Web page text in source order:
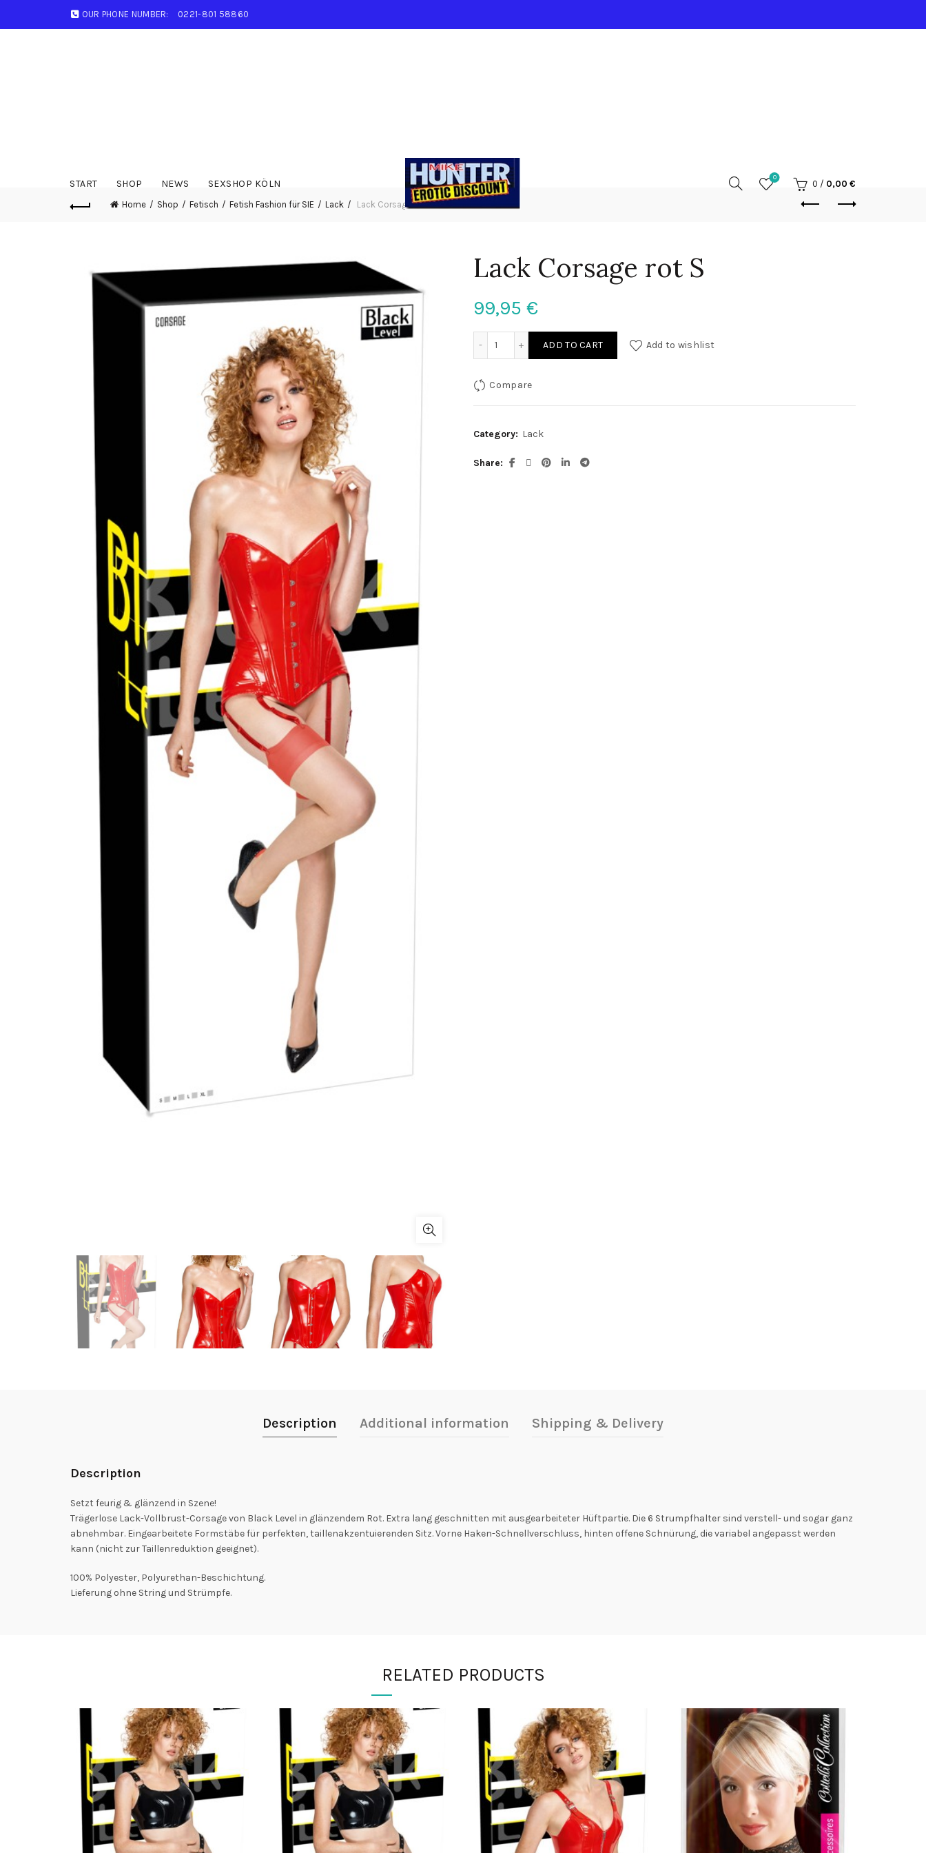
OUR PHONE NUMBER: 0221-801 58860
START SHOP NEWS SEXSHOP KÖLN
0
0 / 0,00 €
Home Shop Fetisch Fetish Fashion für SIE Lack Lack Corsage rot S
Lack Corsage rot S
99,95 €
ADD TO CART Add to wishlist
Compare
Category: Lack
Share
Description Additional information Shipping & Delivery
Description
Setzt feurig & glänzend in Szene!
Trägerlose Lack-Vollbrust-Corsage von Black Level in glänzendem Rot. Extra lang geschnitten mit ausgearbeiteter Hüftpartie. Die 6 Strumpfhalter sind verstell- und sogar ganz
abnehmbar. Eingearbeitete Formstäbe für perfekten, taillenakzentuierenden Sitz. Vorne Haken-Schnellverschluss, hinten offene Schnürung, die variabel angepasst werden
kann (nicht zur Taillenreduktion geeignet).
100% Polyester, Polyurethan-Beschichtung.
Lieferung ohne String und Strümpfe.
RELATED PRODUCTS